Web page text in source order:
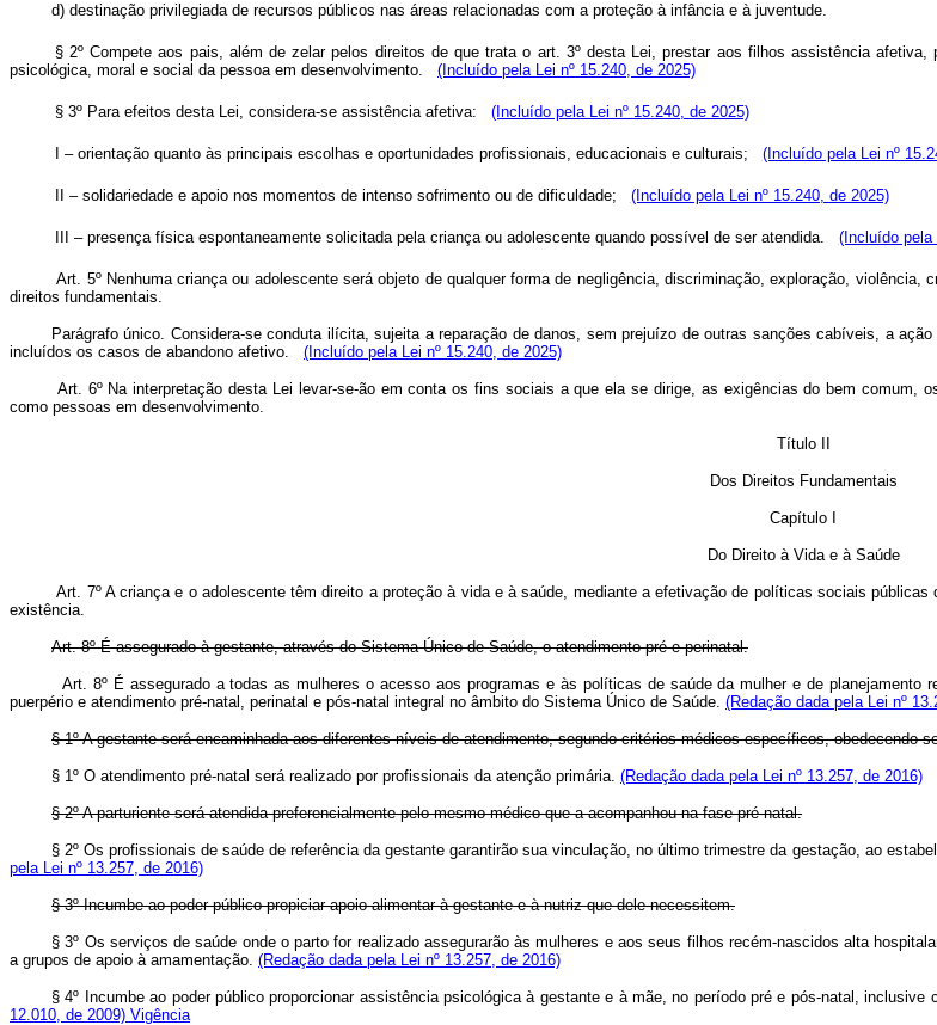
d) destinação privilegiada de recursos públicos nas áreas relacionadas com a proteção à infância e à juventude.
§ 2º Compete aos pais, além de zelar pelos direitos de que trata o art. 3º desta Lei, prestar aos filhos assistência
psicológica, moral e social da pessoa em desenvolvimento.
(Incluído pela Lei nº 15.240, de 2025)
§ 3º Para efeitos desta Lei, considera-se assistência afetiva: (Incluído pela Lei nº 15.240, de 2025)
I – orientação quanto às principais escolhas e oportunidades profissionais, educacionais e culturais; (Incluído pela Lei nº
II – solidariedade e apoio nos momentos de intenso sofrimento ou de dificuldade; (Incluído pela Lei nº 15.240, de 2025)
III – presença física espontaneamente solicitada pela criança ou adolescente quando possível de ser atendida. (Incluído pela
Art. 5º Nenhuma criança ou adolescente será objeto de qualquer forma de negligência, discriminação, exploração,
direitos fundamentais.
Parágrafo único. Considera-se conduta ilícita, sujeita a reparação de danos, sem prejuízo de outras sanções cabíveis, a
incluídos os casos de abandono afetivo.
(Incluído pela Lei nº 15.240, de 2025)
Art. 6º Na interpretação desta Lei levar-se-ão em conta os fins sociais a que ela se dirige, as exigências do bem
como pessoas em desenvolvimento.
Título II
Dos Direitos Fundamentais
Capítulo I
Do Direito à Vida e à Saúde
Art. 7º A criança e o adolescente têm direito a proteção à vida e à saúde, mediante a efetivação de políticas sociais
existência.
Art. 8º É assegurado à gestante, através do Sistema Único de Saúde, o atendimento pré e perinatal.
Art. 8º É assegurado a todas as mulheres o acesso aos programas e às políticas de saúde da mulher e de
puerpério e atendimento pré-natal, perinatal e pós-natal integral no âmbito do Sistema Único de Saúde. (Redação dada pela Lei nº
§ 1º A gestante será encaminhada aos diferentes níveis de atendimento, segundo critérios médicos específicos,
§ 1º O atendimento pré-natal será realizado por profissionais da atenção primária. (Redação dada pela Lei nº 13.257, de 2016)
§ 2º A parturiente será atendida preferencialmente pelo mesmo médico que a acompanhou na fase pré-natal.
§ 2º Os profissionais de saúde de referência da gestante garantirão sua vinculação, no último trimestre da gestação, ao
pela Lei nº 13.257, de 2016)
§ 3º Incumbe ao poder público propiciar apoio alimentar à gestante e à nutriz que dele necessitem.
§ 3º Os serviços de saúde onde o parto for realizado assegurarão às mulheres e aos seus filhos recém-nascidos alta
a grupos de apoio à amamentação. (Redação dada pela Lei nº 13.257, de 2016)
§ 4º Incumbe ao poder público proporcionar assistência psicológica à gestante e à mãe, no período pré e pós-natal,
12.010, de 2009) Vigência